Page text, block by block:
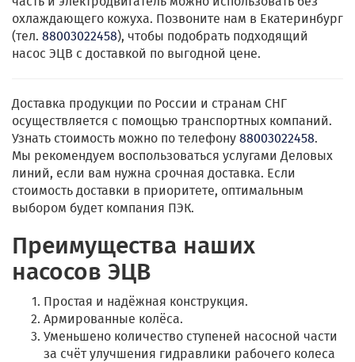
охлаждающего кожуха. Позвоните нам в Екатеринбург
(тел. 88003022458), чтобы подобрать подходящий
насос ЭЦВ с доставкой по выгодной цене.
Доставка продукции по России и странам СНГ
осуществляется с помощью транспортных компаний.
Узнать стоимость можно по телефону 88003022458.
Мы рекомендуем воспользоваться услугами Деловых
линий, если вам нужна срочная доставка. Если
стоимость доставки в приоритете, оптимальным
выбором будет компания ПЭК.
Преимущества наших
насосов ЭЦВ
Простая и надёжная конструкция.
Армированные колёса.
Уменьшено количество ступеней насосной части
за счёт улучшения гидравлики рабочего колеса